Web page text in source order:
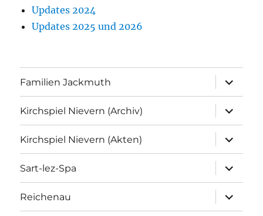
Updates 2024
Updates 2025 und 2026
Familien Jackmuth
anzeigen
Kirchspiel Nievern (Archiv)
anzeigen
Kirchspiel Nievern (Akten)
anzeigen
Sart-lez-Spa
anzeigen
Reichenau
anzeigen